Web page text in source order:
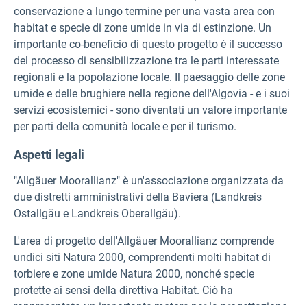
conservazione a lungo termine per una vasta area con
habitat e specie di zone umide in via di estinzione. Un
importante co-beneficio di questo progetto è il successo
del processo di sensibilizzazione tra le parti interessate
regionali e la popolazione locale. Il paesaggio delle zone
umide e delle brughiere nella regione dell'Algovia - e i suoi
servizi ecosistemici - sono diventati un valore importante
per parti della comunità locale e per il turismo.
Aspetti legali
"Allgäuer Moorallianz" è un'associazione organizzata da
due distretti amministrativi della Baviera (Landkreis
Ostallgäu e Landkreis Oberallgäu).
L'area di progetto dell'Allgäuer Moorallianz comprende
undici siti Natura 2000, comprendenti molti habitat di
torbiere e zone umide Natura 2000, nonché specie
protette ai sensi della direttiva Habitat. Ciò ha